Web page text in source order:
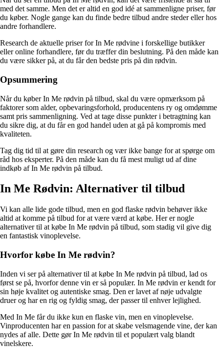
med det samme. Men det er altid en god idé at sammenligne priser, før
du køber. Nogle gange kan du finde bedre tilbud andre steder eller hos
andre forhandlere.
Research de aktuelle priser for In Me rødvine i forskellige butikker
eller online forhandlere, før du træffer din beslutning. På den måde kan
du være sikker på, at du får den bedste pris på din rødvin.
Opsummering
Når du køber In Me rødvin på tilbud, skal du være opmærksom på
faktorer som alder, opbevaringsforhold, producentens ry og omdømme
samt pris sammenligning. Ved at tage disse punkter i betragtning kan
du sikre dig, at du får en god handel uden at gå på kompromis med
kvaliteten.
Tag dig tid til at gøre din research og vær ikke bange for at spørge om
råd hos eksperter. På den måde kan du få mest muligt ud af dine
indkøb af In Me rødvin på tilbud.
In Me Rødvin: Alternativer til tilbud
Vi kan alle lide gode tilbud, men en god flaske rødvin behøver ikke
altid at komme på tilbud for at være værd at købe. Her er nogle
alternativer til at købe In Me rødvin på tilbud, som stadig vil give dig
en fantastisk vinoplevelse.
Hvorfor købe In Me rødvin?
Inden vi ser på alternativer til at købe In Me rødvin på tilbud, lad os
først se på, hvorfor denne vin er så populær. In Me rødvin er kendt for
sin høje kvalitet og autentiske smag. Den er lavet af nøje udvalgte
druer og har en rig og fyldig smag, der passer til enhver lejlighed.
Med In Me får du ikke kun en flaske vin, men en vinoplevelse.
Vinproducenten har en passion for at skabe velsmagende vine, der kan
nydes af alle. Dette gør In Me rødvin til et populært valg blandt
vinelskere.